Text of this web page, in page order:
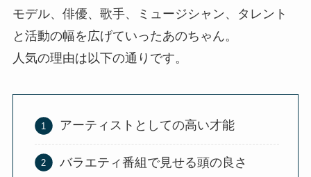
モデル、俳優、歌手、ミュージシャン、タレント
と活動の幅を広げていったあのちゃん。
人気の理由は以下の通りです。
アーティストとしての高い才能
バラエティ番組で見せる頭の良さ